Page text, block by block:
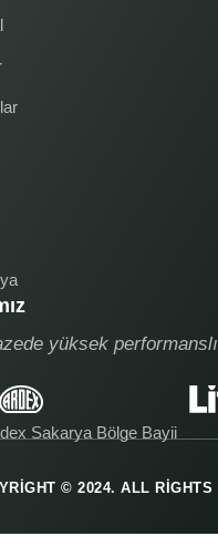
yüksek
Sakarya Bölge Bayii
© 2024. ALL RIGHTS